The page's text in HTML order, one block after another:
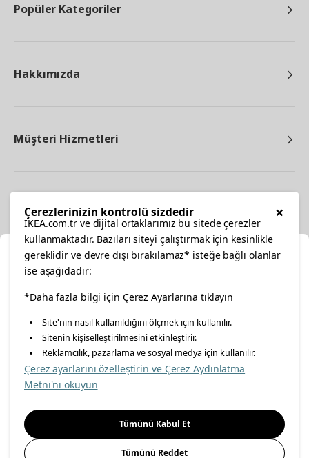
Popüler Kategoriler
Hakkımızda
Müşteri Hizmetleri
facebooktwitterinstagrampinterestyoutube
linkedin
Enerji Politikası Bilgi Güvenliği Politikası
Gıda Güvenliği Politikası
Önemli Bilgilendirme İnternet Sitesi Gizlilik Politikası
Konumunuzu Seçin
İnternetten vereceğiniz siparişlerinizde size özel hizmet ve
içerikleri görebilmek için lütfen konumuzu seçin.
İl seçiniz
Seçiniz
×
Çerezlerinizin kontrolü sizdedir
IKEA.com.tr ve dijital ortaklarımız bu sitede çerezler
kullanmaktadır. Bazıları siteyi çalıştırmak için kesinlikle
gereklidir ve devre dışı bırakılamaz* isteğe bağlı olanlar
ise aşağıdadır:
*Daha fazla bilgi için Çerez Ayarlarına tıklayın
Site'nin nasıl kullanıldığını ölçmek için kullanılır.
Sitenin kişiselleştirilmesini etkinleştirir.
Reklamcılık, pazarlama ve sosyal medya için kullanılır.
Çerez ayarlarını özelleştirin ve Çerez Aydınlatma
Metni'ni okuyun
Tümünü Kabul Et
Tümünü Reddet